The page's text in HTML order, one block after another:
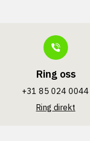
Ring oss
+31 85 024 0044
Ring direkt